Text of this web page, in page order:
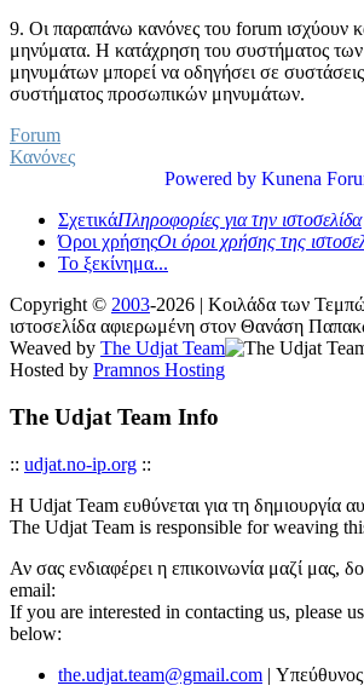
9. Οι παραπάνω κανόνες του forum ισχύουν
μηνύματα. Η κατάχρηση του συστήματος
μηνυμάτων μπορεί να οδηγήσει σε
συστήματος προσωπικών μηνυμάτων.
Forum
Κανόνες
Powered by Kunena
ΣχετικάΠληροφορίες για την ιστοσελίδα
Όροι χρήσηςΟι όροι χρήσης της
Το ξεκίνημα...
Copyright © 2003-2026 | Κοιλάδα των
ιστοσελίδα αφιερωμένη στον Θανάση
Weaved by The Udjat Team
Hosted by Pramnos Hosting
The Udjat Team Info
:: udjat.no-ip.org ::
Η Udjat Team ευθύνεται για τη δημιουργία
The Udjat Team is responsible for weaving
Αν σας ενδιαφέρει η επικοινωνία μαζί μας,
email:
If you are interested in contacting us, please
below:
the.udjat.team@gmail.com |